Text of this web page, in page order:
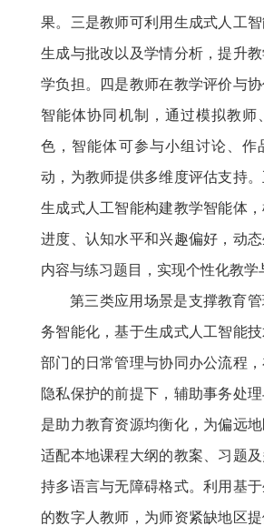
果。三是教师可利用生成式人工
生成与批改以及学情分析，提升
学负担。四是教师在教学评价与
智能体协同机制，通过模拟教师
色，智能体可参与小组讨论、作
动，为教师提供多维度评估支持
生成式人工智能构建教学智能体
进度、认知水平和兴趣偏好，动
内容与练习题目，实现个性化教学
第三类应用场景是支撑教育
务智能化，基于生成式人工智能
部门的日常管理与协同办公流程
隐私保护的前提下，辅助事务处
是助力教育资源均衡化，为偏远
适配本地课程大纲的教案、习题
持多语言与无障碍格式。利用基
的数字人教师，为师资紧缺地区